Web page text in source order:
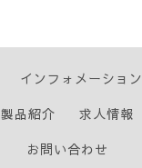
インフォメーション
製品紹介 求人情報
お問い合わせ